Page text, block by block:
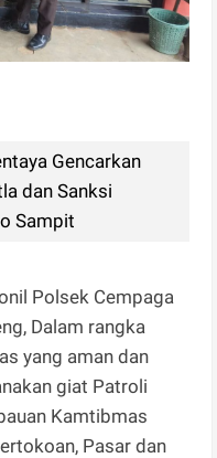
Gencarkan
dan Sanksi
Sampit
Polsek Cempaga
Dalam rangka
yang aman dan
giat Patroli
Kamtibmas
Pasar dan